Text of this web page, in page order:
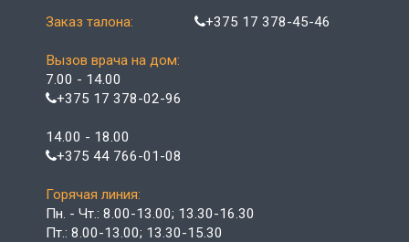
Заказ талона: +375 17 378-45-46
Вызов врача на дом:
7.00 - 14.00
+375 17 378-02-96
14.00 - 18.00
+375 44 766-01-08
Горячая линия:
Пн. - Чт.: 8.00-13.00; 13.30-16.30
Пт.: 8.00-13.00; 13.30-15.30